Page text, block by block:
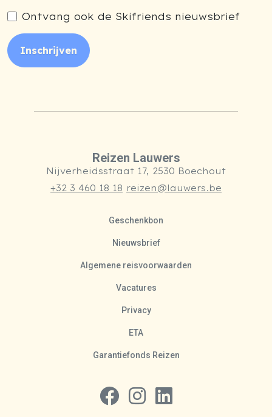
Ontvang ook de Skifriends nieuwsbrief
Inschrijven
Reizen Lauwers
Nijverheidsstraat 17, 2530 Boechout
+32 3 460 18 18 reizen@lauwers.be
Geschenkbon
Nieuwsbrief
Algemene reisvoorwaarden
Vacatures
Privacy
ETA
Garantiefonds Reizen
Volg ons op Facebook
Volg ons op Instagram
Volg ons op LinkedIn